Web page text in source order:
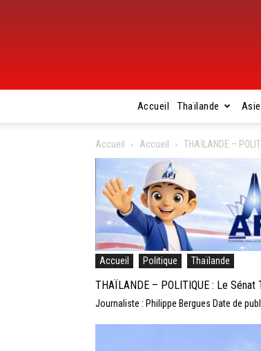
Accueil Thaïlande Asie
Accueil Accueil THAÏLANDE –
Accueil Politique Thaïlande
THAÏLANDE – POLITIQUE : Le
Journaliste : Philippe Bergues Date de